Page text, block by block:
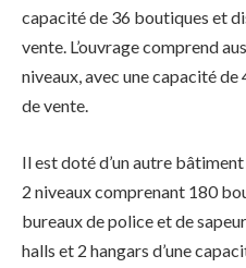
capacité de 36 boutiques et
vente. L’ouvrage comprend
niveaux, avec une capacité
de vente.
Il est doté d’un autre
2 niveaux comprenant 180
bureaux de police et de
halls et 2 hangars d’une